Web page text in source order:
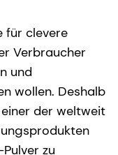
für clevere
Verbraucher
und
wollen. Deshalb
der weltweit
zu